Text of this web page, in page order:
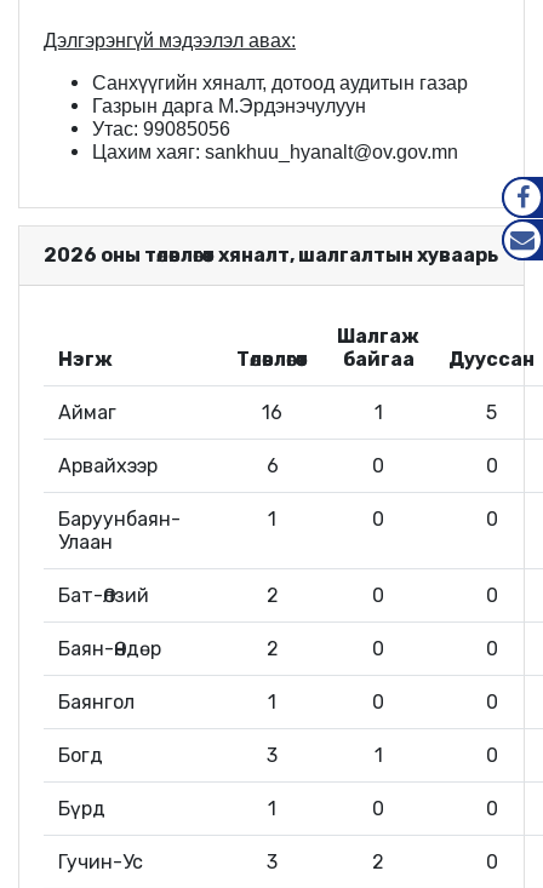
Дэлгэрэнгүй мэдээлэл авах:
Санхүүгийн хяналт, дотоод аудитын газар
Газрын дарга М.Эрдэнэчулуун
Утас: 99085056
Цахим хаяг: sankhuu_hyanalt@ov.gov.mn
2026 оны төлөвлөгөөт хяналт, шалгалтын хуваарь
Нэгж Төлөвлөгөөт
Шалгаж
байгаа
Дууссан
Аймаг 16 1 5
Арвайхээр 6 0 0
Баруунбаян-
Улаан
1 0 0
Бат-Өлзий 2 0 0
Баян-Өндөр 2 0 0
Баянгол 1 0 0
Богд 3 1 0
Бүрд 1 0 0
Гучин-Ус 3 2 0